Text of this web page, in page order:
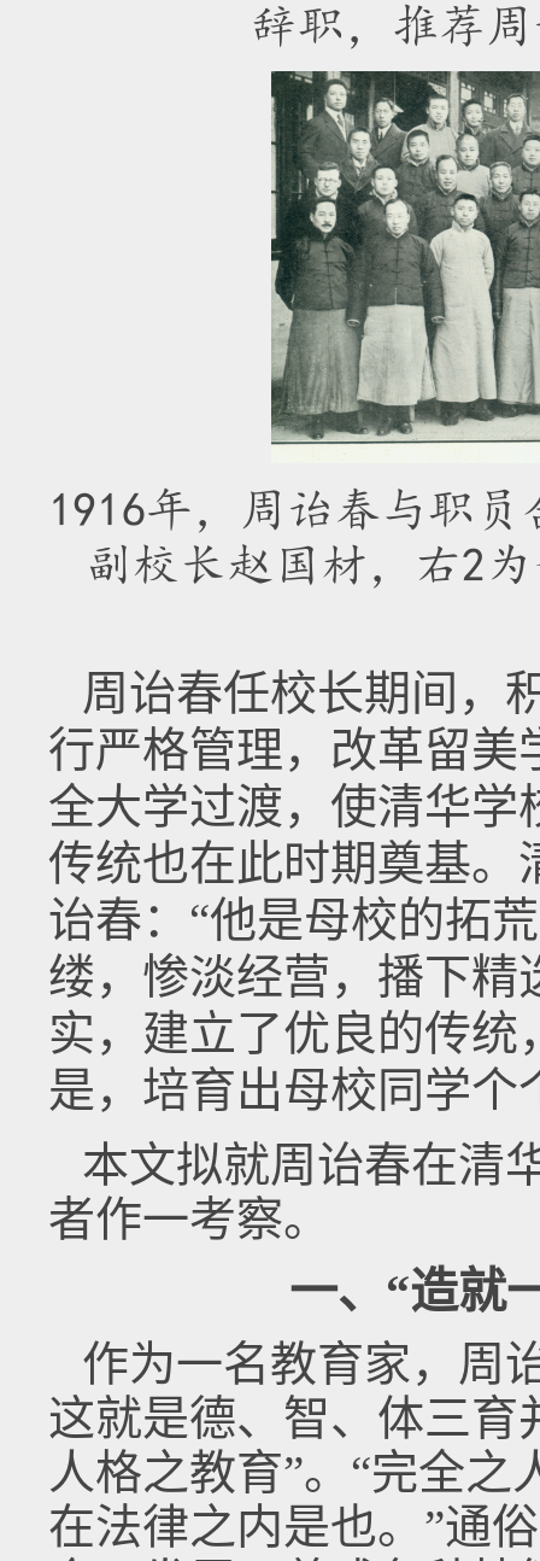
辞职，推荐
1916年，周诒春与职
副校长赵国材，右2
周诒春任校长期间，
行严格管理，改革留美
全大学过渡，使清华学
传统也在此时期奠基。
诒春：“他是母校的拓
缕，惨淡经营，播下精
实，建立了优良的传
是，培育出母校同学个
本文拟就周诒春在清
者作一考察。
一、“造就
作为一名教育家，周
这就是德、智、体三育
人格之教育”。“完全
在法律之内是也。”通